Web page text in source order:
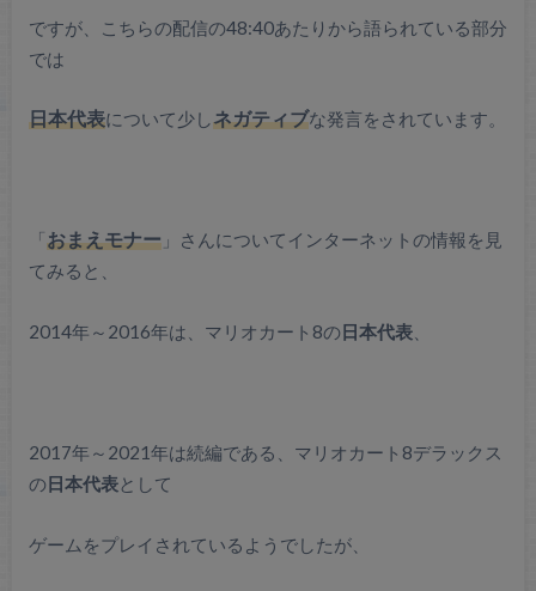
ですが、こちらの配信の48:40あたりから語られている部分
では
日本代表について少しネガティブな発言をされています。
「おまえモナー」さんについてインターネットの情報を見
てみると、
2014年～2016年は、マリオカート8の日本代表、
2017年～2021年は続編である、マリオカート8デラックス
の日本代表として
ゲームをプレイされているようでしたが、